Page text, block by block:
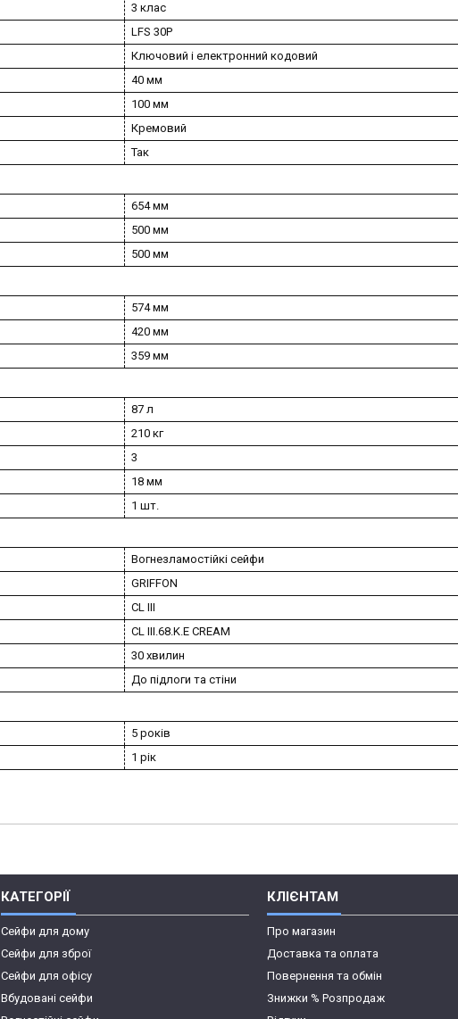
3 клас
LFS 30P
Ключовий і електронний кодовий
40 мм
100 мм
Кремовий
Так
654 мм
500 мм
500 мм
574 мм
420 мм
359 мм
87 л
210 кг
3
18 мм
1 шт.
Вогнезламостійкі сейфи
GRIFFON
CL III
CL III.68.K.E CREAM
30 хвилин
До підлоги та стіни
5 років
1 рік
КАТЕГОРІЇ
Сейфи для дому
Сейфи для зброї
Сейфи для офісу
Вбудовані сейфи
КЛІЄНТАМ
Про магазин
Доставка та оплата
Повернення та обмін
Знижки % Розпродаж